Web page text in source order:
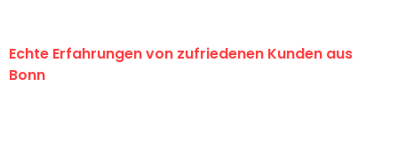
Echte Erfahrungen von zufriedenen Kunden aus
Bonn